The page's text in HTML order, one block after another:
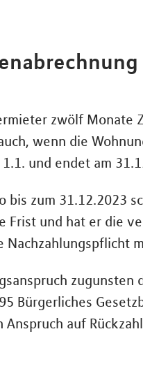
zwölf Monate
wenn die
und endet am
bis zum 31.12.2023
Frist und hat er die
zugunsten
Bürgerliches
auf